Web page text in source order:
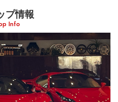
プ情報
Info